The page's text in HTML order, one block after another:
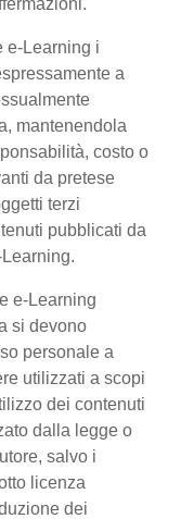
e-Learning i
a
mantenendola
costo o
da pretese
terzi
pubblicati da
e-Learning
si devono
personale a
utilizzati a scopi
dei contenuti
dalla legge o
salvo i
licenza
dei